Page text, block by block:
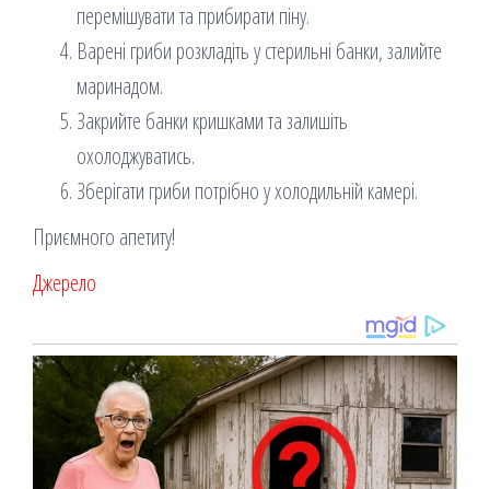
перемішувати та прибирати піну.
Варені гриби розкладіть у стерильні банки, залийте
маринадом.
Закрийте банки кришками та залишіть
охолоджуватись.
Зберігати гриби потрібно у холодильній камері.
Приємного апетиту!
Джерело